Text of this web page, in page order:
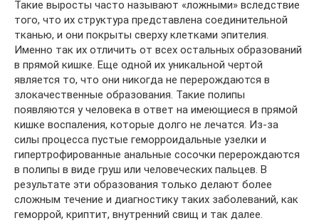
Такие выросты часто называют «ложными» вследствие
того, что их структура представлена соединительной
тканью, и они покрыты сверху клетками эпителия.
Именно так их отличить от всех остальных образований
в прямой кишке. Еще одной их уникальной чертой
является то, что они никогда не перерождаются в
злокачественные образования. Такие полипы
появляются у человека в ответ на имеющиеся в прямой
кишке воспаления, которые долго не лечатся. Из-за
силы процесса пустые геморроидальные узелки и
гипертрофированные анальные сосочки перерождаются
в полипы в виде груш или человеческих пальцев. В
результате эти образования только делают более
сложным течение и диагностику таких заболеваний, как
геморрой, криптит, внутренний свищ и так далее.